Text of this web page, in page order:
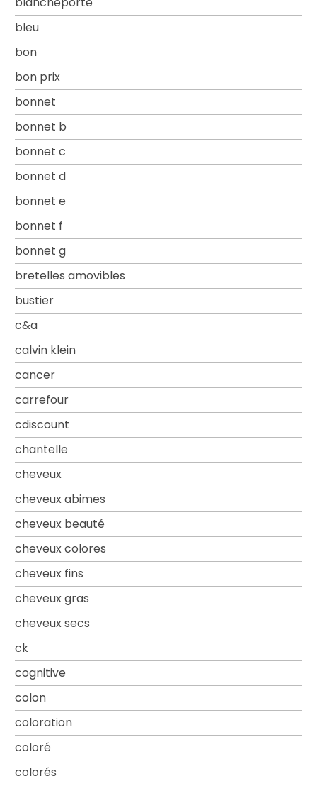
bleu
bon
bon prix
bonnet
bonnet b
bonnet c
bonnet d
bonnet e
bonnet f
bonnet g
bretelles amovibles
bustier
c&a
calvin klein
cancer
carrefour
cdiscount
chantelle
cheveux
cheveux abimes
cheveux beauté
cheveux colores
cheveux fins
cheveux gras
cheveux secs
ck
cognitive
colon
coloration
coloré
colorés